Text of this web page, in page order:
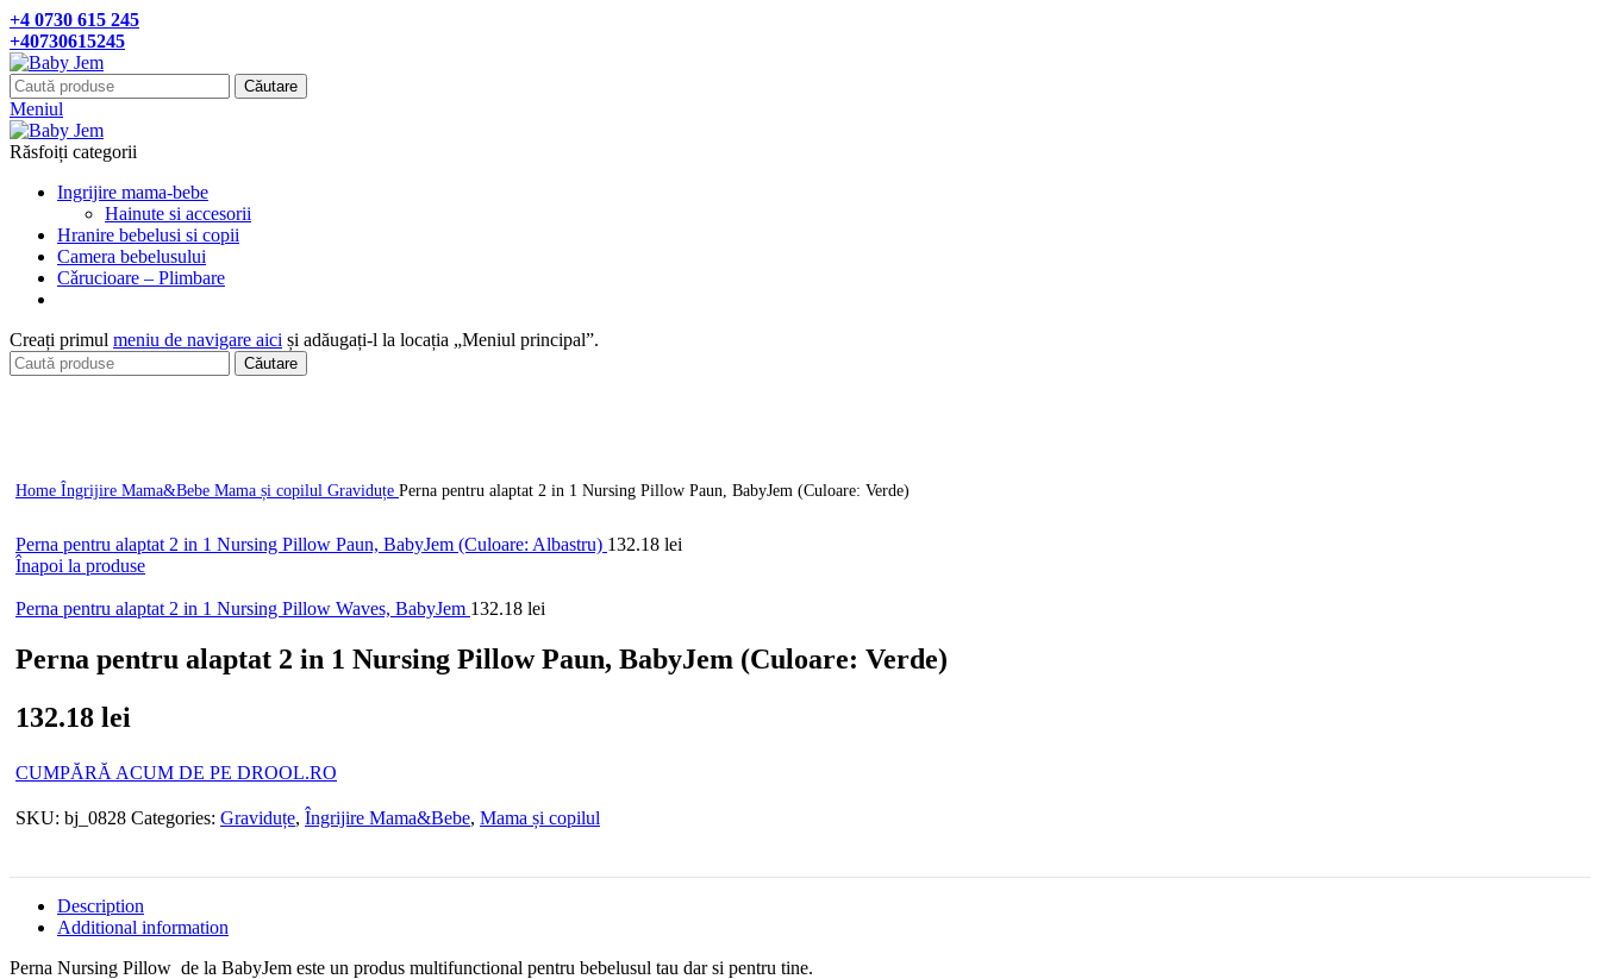
+4 0730 615 245
+40730615245
Căutare
Meniul
Răsfoiți categorii
Ingrijire mama-bebe
Hainute si accesorii
Hranire bebelusi si copii
Camera bebelusului
Cǎrucioare – Plimbare
Creați primul meniu de navigare aici și adăugați-l la locația „Meniul principal”.
Căutare
Home Îngrijire Mama&Bebe Mama și copilul Graviduțe Perna pentru alaptat 2 in 1 Nursing Pillow Paun, BabyJem (Culoare: Verde)
Perna pentru alaptat 2 in 1 Nursing Pillow Paun, BabyJem (Culoare: Albastru) 132.18 lei
Înapoi la produse
Perna pentru alaptat 2 in 1 Nursing Pillow Waves, BabyJem 132.18 lei
Perna pentru alaptat 2 in 1 Nursing Pillow Paun, BabyJem (Culoare: Verde)
132.18 lei
CUMPĂRĂ ACUM DE PE DROOL.RO
SKU: bj_0828 Categories: Graviduțe, Îngrijire Mama&Bebe, Mama și copilul
Description
Additional information
Perna Nursing Pillow de la BabyJem este un produs multifunctional pentru bebelusul tau dar si pentru tine.